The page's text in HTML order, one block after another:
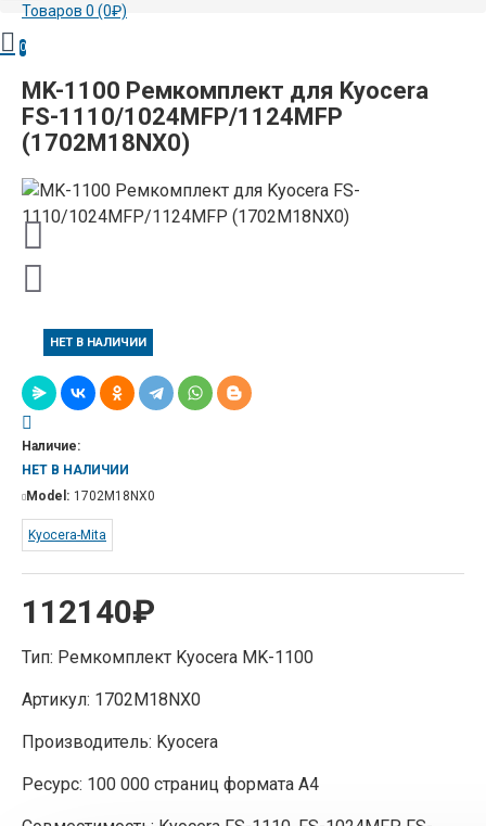
Товаров 0 (0₽)
0
MK-1100 Ремкомплект для Kyocera
FS-1110/1024MFP/1124MFP
(1702M18NX0)
НЕТ В НАЛИЧИИ
112140₽
Наличие:
НЕТ В НАЛИЧИИ
Model: 1702M18NX0
Kyocera-Mita
Тип: Ремкомплект Kyocera MK-1100
Артикул: 1702M18NX0
Производитель: Kyocera
Ресурс: 100 000 страниц формата А4